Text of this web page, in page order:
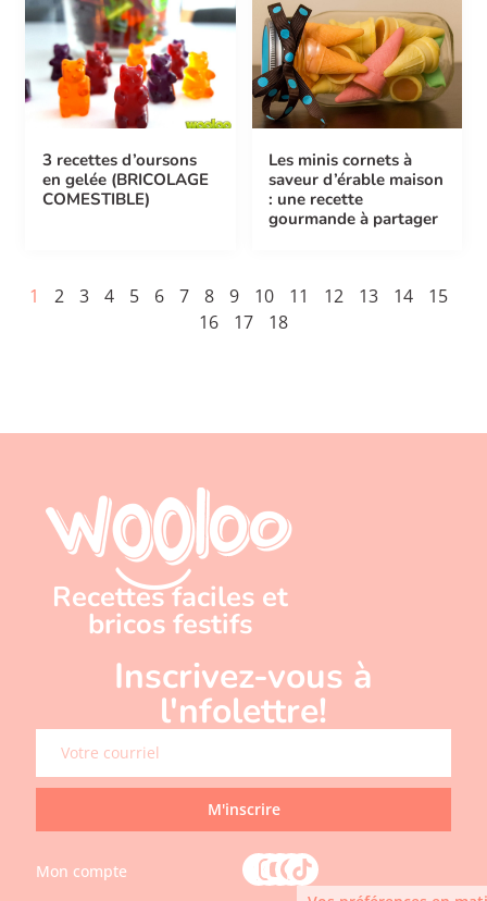
3 recettes d’oursons
en gelée (BRICOLAGE
COMESTIBLE)
Les minis cornets à
saveur d’érable maison
: une recette
gourmande à partager
1 2 3 4 5 6 7 8 9 10 11 12 13 14
15
16
17 18
Recettes faciles et
bricos festifs
Inscrivez-vous à
l'nfolettre!
M'inscrire
Mon compte